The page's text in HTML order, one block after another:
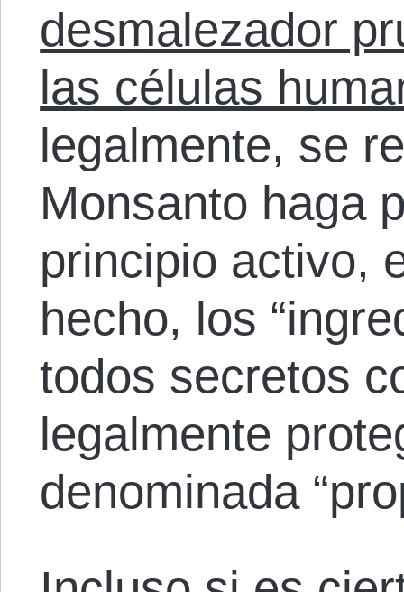
desmalezador
las células
legalmente, se
Monsanto haga
principio activo,
hecho, los
todos secretos
legalmente
denominada